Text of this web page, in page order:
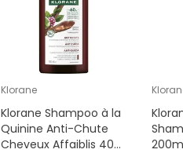
Klorane
Klorane Shampoo à la
Quinine Anti-Chute
Cheveux Affaiblis 400